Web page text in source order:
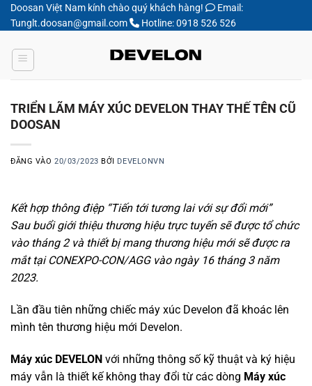
Bỏ
qua
dung
Doosan Việt Nam kính chào quý khách hàng!
Email:
Tunglt.doosan@gmail.com
Hotline: 0918 526 526
TRIỂN LÃM MÁY XÚC DEVELON THAY THẾ TÊN CŨ
DOOSAN
ĐĂNG VÀO20/03/2023 BỞI DEVELONVN
Kết hợp thông điệp “Tiến tới tương lai với sự đổi mới”
Sau buổi giới thiệu thương hiệu trực tuyến sẽ được tổ chức
vào tháng 2 và thiết bị mang thương hiệu mới sẽ được ra
mắt tại CONEXPO-CON/AGG vào ngày 16 tháng 3 năm
2023.
Lần đầu tiên những chiếc máy xúc Develon đã khoác lên
mình tên thương hiệu mới Develon.
Máy xúc DEVELON với những thông số kỹ thuật và ký hiệu
máy vẫn là thiết kế không thay đổi từ các dòng Máy xúc